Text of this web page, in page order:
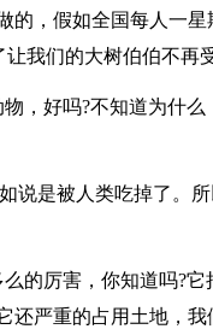
的，假如全国每人一
我们的大树伯伯不再
，好吗?不知道为什么
说是被人类吃掉了。
的厉害，你知道吗?
还严重的占用土地，